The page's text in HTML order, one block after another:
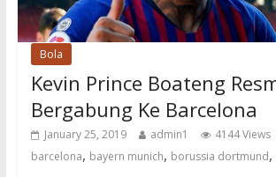
Bola
Kevin Prince Boateng
Bergabung Ke Barcelona
January 25, 2019 admin1 4144 Views
barcelona, bayern munich, borussia dortmund,